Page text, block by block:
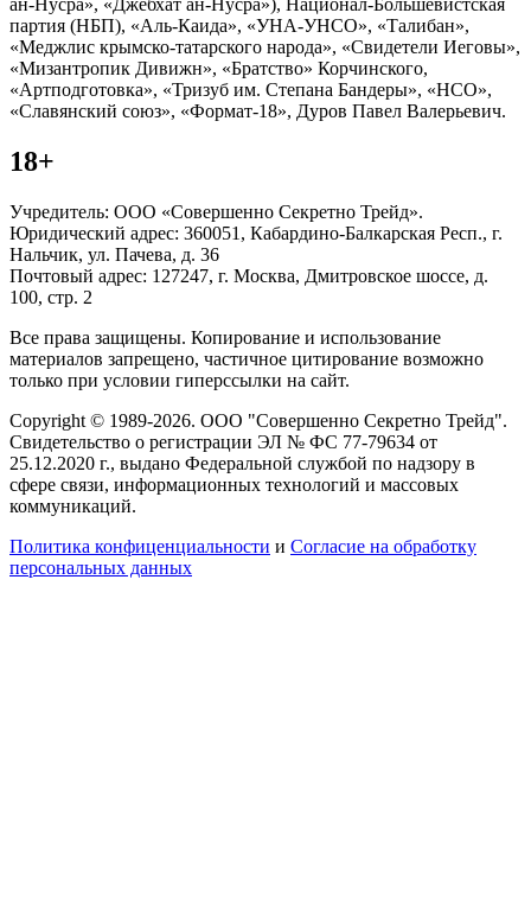
партия (НБП), «Аль-Каида», «УНА-УНСО», «Талибан»,
«Меджлис крымско-татарского народа», «Свидетели Иеговы»,
«Мизантропик Дивижн», «Братство» Корчинского,
«Артподготовка», «Тризуб им. Степана Бандеры», «НСО»,
«Славянский союз», «Формат-18», Дуров Павел Валерьевич.
18+
Учредитель: ООО «Совершенно Секретно Трейд».
Юридический адрес: 360051, Кабардино-Балкарская Респ., г.
Нальчик, ул. Пачева, д. 36
Почтовый адрес: 127247, г. Москва, Дмитровское шоссе, д.
100, стр. 2
Все права защищены. Копирование и использование
материалов запрещено, частичное цитирование возможно
только при условии гиперссылки на сайт.
Copyright © 1989-2026. ООО "Совершенно Секретно Трейд".
Свидетельство о регистрации ЭЛ № ФС 77-79634 от
25.12.2020 г., выдано Федеральной службой по надзору в
сфере связи, информационных технологий и массовых
коммуникаций.
Политика конфиценциальности и Согласие на обработку
персональных данных